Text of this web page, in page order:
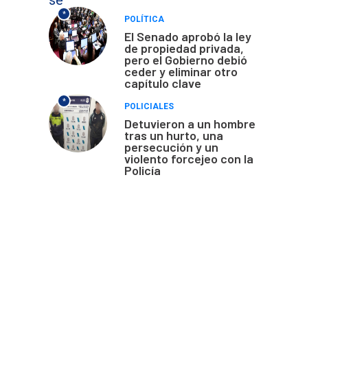
*
POLÍTICA
El Senado aprobó la ley
de propiedad privada,
pero el Gobierno debió
ceder y eliminar otro
capítulo clave
*
POLICIALES
Detuvieron a un hombre
tras un hurto, una
persecución y un
violento forcejeo con la
Policía